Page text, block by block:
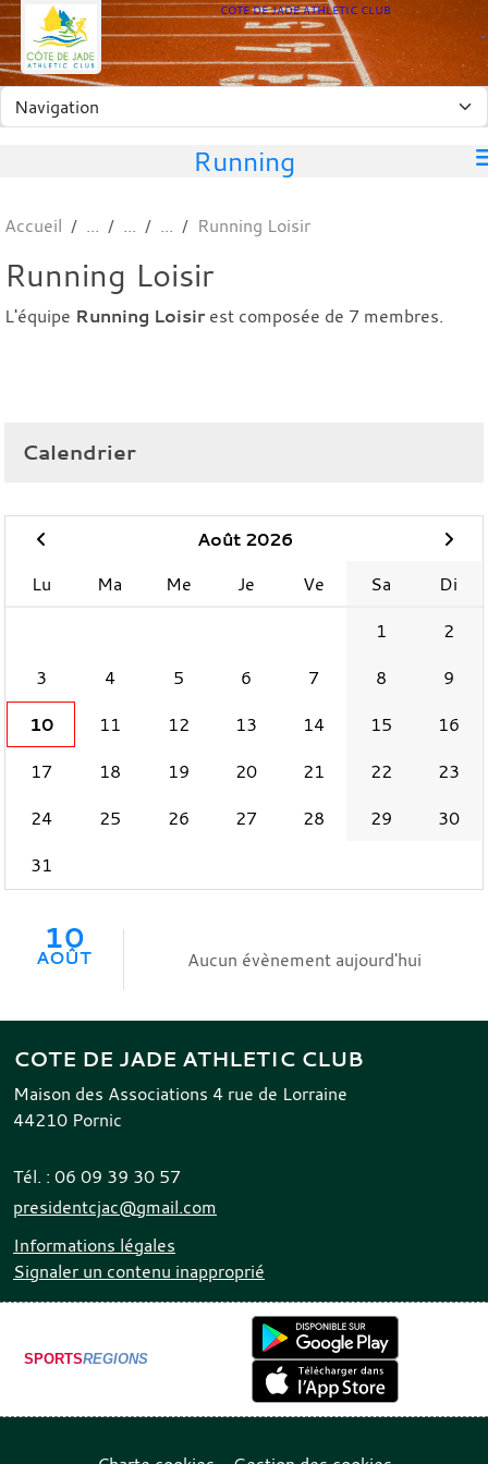
COTE DE JADE ATHLETIC CLUB
Running
Accueil Running Loisir
Running Loisir
L'équipe Running Loisirest composée de 7 membres.
Calendrier
Août 2026
Lu
Ma Me Je Ve Sa
Di
1
2
3
4 5 6 7 8
9
10
11 12 13 14 15
16
17
18 19 20 21 22
23
24
25 26 27 28 29
30
31
10
AOÛT Aucun évènement aujourd'hui
COTE DE JADE ATHLETIC CLUB
Maison des Associations 4 rue de Lorraine
44210 Pornic
Tél. : 06 09 39 30 57
presidentcjac@gmail.com
Informations légales
Signaler un contenu inapproprié
SPORTSREGIONS
Panneau de gestion des cookies